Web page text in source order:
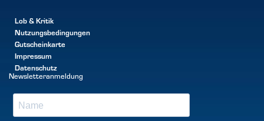
Lob & Kritik
Nutzungsbedingungen
Gutscheinkarte
Impressum
Datenschutz
Newsletteranmeldung